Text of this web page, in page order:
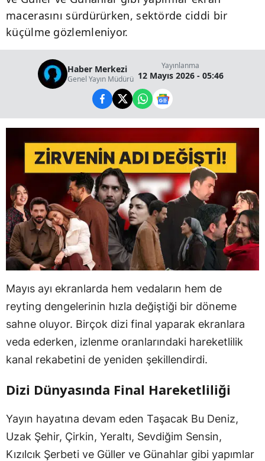
macerasını sürdürürken, sektörde ciddi bir
küçülme gözlemleniyor.
Haber Merkezi
Genel Yayın Müdürü
Yayınlanma
12 Mayıs 2026 - 05:46
Mayıs ayı ekranlarda hem vedaların hem de
reyting dengelerinin hızla değiştiği bir döneme
sahne oluyor. Birçok dizi final yaparak ekranlara
veda ederken, izlenme oranlarındaki hareketlilik
kanal rekabetini de yeniden şekillendirdi.
Dizi Dünyasında Final Hareketliliği
Yayın hayatına devam eden Taşacak Bu Deniz,
Uzak Şehir, Çirkin, Yeraltı, Sevdiğim Sensin,
Kızılcık Şerbeti ve Güller ve Günahlar gibi yapımlar